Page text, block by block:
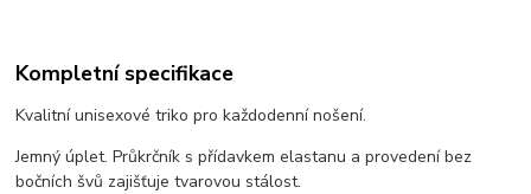
Kompletní specifikace
Kvalitní unisexové triko pro každodenní nošení.
Jemný úplet. Průkrčník s přídavkem elastanu a provedení bez
bočních švů zajišťuje tvarovou stálost.